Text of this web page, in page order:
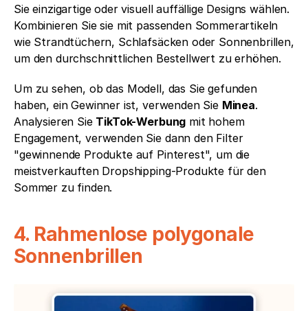
Sie einzigartige oder visuell auffällige Designs wählen.
Kombinieren Sie sie mit passenden Sommerartikeln
wie Strandtüchern, Schlafsäcken oder Sonnenbrillen,
um den durchschnittlichen Bestellwert zu erhöhen.
Um zu sehen, ob das Modell, das Sie gefunden
haben, ein Gewinner ist, verwenden Sie Minea.
Analysieren Sie TikTok-Werbung mit hohem
Engagement, verwenden Sie dann den Filter
"gewinnende Produkte auf Pinterest", um die
meistverkauften Dropshipping-Produkte für den
Sommer zu finden.
4. Rahmenlose polygonale
Sonnenbrillen